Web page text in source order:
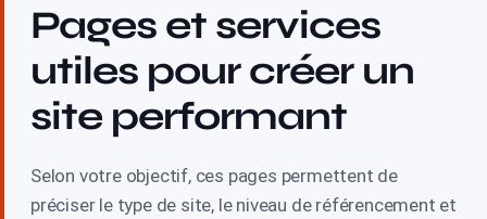
Pages et services
utiles pour créer un
site performant
Selon votre objectif, ces pages permettent de
préciser le type de site, le niveau de référencement et